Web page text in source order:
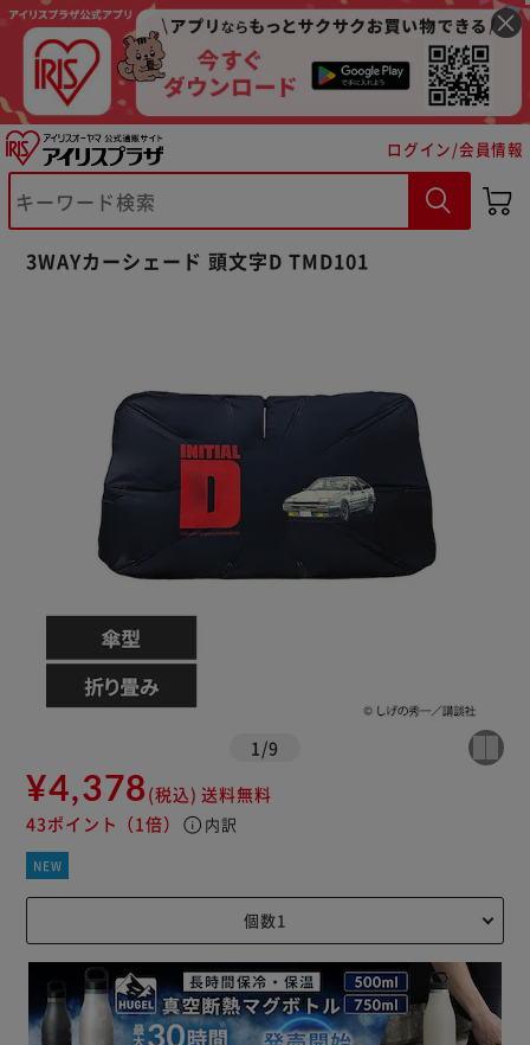
ログイン/会員情報
3WAYカーシェード 頭文字D TMD101
1 /9
¥4,378(税込) 送料無料
43ポイント （1倍） info 内訳
NEW
※ご確認ください
カートに入れる 購入手続きへ